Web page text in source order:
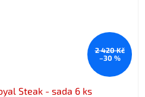
2 420 Kč
–30 %
Steak - sada 6 ks